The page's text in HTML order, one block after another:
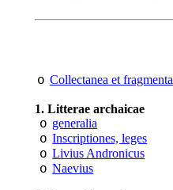
o Collectanea et fragmenta
1. Litterae archaicae
o generalia
o Inscriptiones, leges
o Livius Andronicus
o Naevius